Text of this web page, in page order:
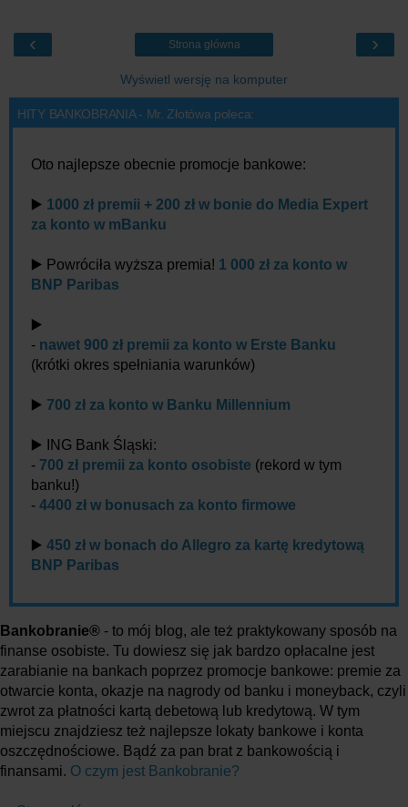
‹ ›
Strona główna
Wyświetl wersję na komputer
HITY BANKOBRANIA - Mr. Złotówa poleca:
Oto najlepsze obecnie promocje bankowe:
▶️ 1000 zł premii + 200 zł w bonie do Media Expert
za konto w mBanku
▶️ Powróciła wyższa premia! 1 000 zł za konto w
BNP Paribas
▶️
- nawet 900 zł premii za konto w Erste Banku
(krótki okres spełniania warunków)
▶️ 700 zł za konto w Banku Millennium
▶️ ING Bank Śląski:
- 700 zł premii za konto osobiste (rekord w tym
banku!)
- 4400 zł w bonusach za konto firmowe
▶️ 450 zł w bonach do Allegro za kartę kredytową
BNP Paribas
Bankobranie® - to mój blog, ale też praktykowany sposób na
finanse osobiste. Tu dowiesz się jak bardzo opłacalne jest
zarabianie na bankach poprzez promocje bankowe: premie za
otwarcie konta, okazje na nagrody od banku i moneyback, czyli
zwrot za płatności kartą debetową lub kredytową. W tym
miejscu znajdziesz też najlepsze lokaty bankowe i konta
oszczędnościowe. Bądź za pan brat z bankowością i
finansami. O czym jest Bankobranie?